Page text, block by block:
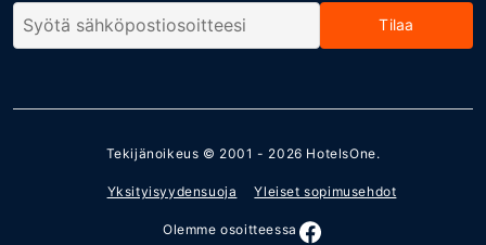
Tilaa
Tekijänoikeus © 2001 - 2026 HotelsOne.
Yksityisyydensuoja Yleiset sopimusehdot
Olemme osoitteessa